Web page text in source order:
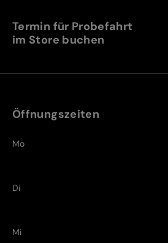
Termin für Probefahrt
im Store buchen
Öffnungszeiten
Mo
Di
Mi